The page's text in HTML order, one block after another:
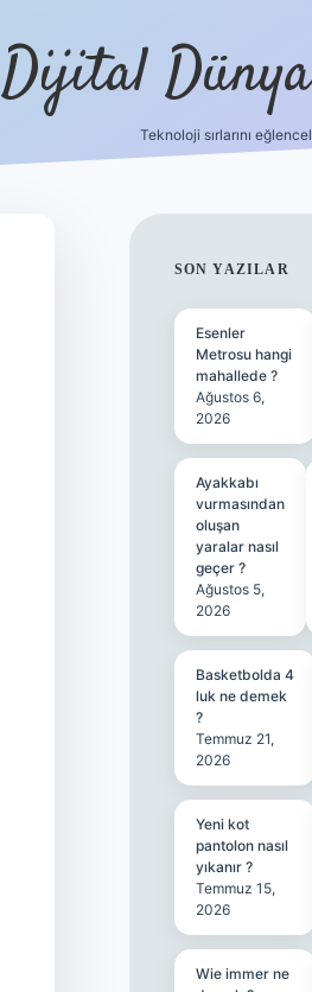
Dijital
Teknoloji sırlarını
SON YAZILAR
Esenler
Metrosu hangi
mahallede ?
Ağustos 6,
2026
Ayakkabı
vurmasından
oluşan
yaralar nasıl
geçer ?
Ağustos 5,
2026
Basketbolda 4
luk ne demek
?
Temmuz 21,
2026
Yeni kot
pantolon nasıl
yıkanır ?
Temmuz 15,
2026
Wie immer ne